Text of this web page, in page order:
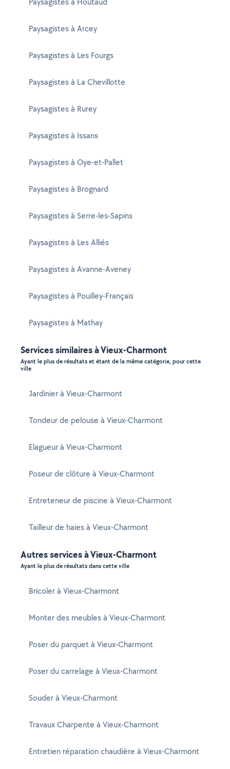
Paysagistes à Arcey
Paysagistes à Les Fourgs
Paysagistes à La Chevillotte
Paysagistes à Rurey
Paysagistes à Issans
Paysagistes à Oye-et-Pallet
Paysagistes à Brognard
Paysagistes à Serre-les-Sapins
Paysagistes à Les Alliés
Paysagistes à Avanne-Aveney
Paysagistes à Pouilley-Français
Paysagistes à Mathay
Services similaires à Vieux-Charmont
Ayant le plus de résultats et étant de la même catégorie, pour cette
ville
Jardinier à Vieux-Charmont
Tondeur de pelouse à Vieux-Charmont
Elagueur à Vieux-Charmont
Poseur de clôture à Vieux-Charmont
Entreteneur de piscine à Vieux-Charmont
Tailleur de haies à Vieux-Charmont
Autres services à Vieux-Charmont
Ayant le plus de résultats dans cette ville
Bricoler à Vieux-Charmont
Monter des meubles à Vieux-Charmont
Poser du parquet à Vieux-Charmont
Poser du carrelage à Vieux-Charmont
Souder à Vieux-Charmont
Travaux Charpente à Vieux-Charmont
Entretien réparation chaudière à Vieux-Charmont